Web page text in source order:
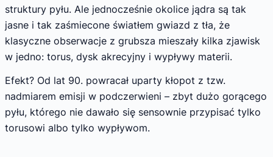
struktury pyłu. Ale jednocześnie okolice jądra są tak
jasne i tak zaśmiecone światłem gwiazd z tła, że
klasyczne obserwacje z grubsza mieszały kilka zjawisk
w jedno: torus, dysk akrecyjny i wypływy materii.
Efekt? Od lat 90. powracał uparty kłopot z tzw.
nadmiarem emisji w podczerwieni – zbyt dużo gorącego
pyłu, którego nie dawało się sensownie przypisać tylko
torusowi albo tylko wypływom.